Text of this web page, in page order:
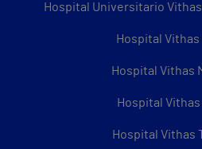
Hospital Universitario
Hospital Vithas
Hospital Vithas
Hospital
Hospital Vithas